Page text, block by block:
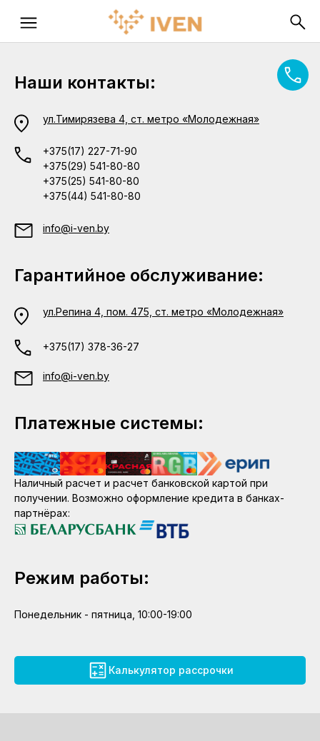
Наши контакты:
ул.Тимирязева 4, ст. метро «Молодежная»
+375(17) 227-71-90
+375(29) 541-80-80
+375(25) 541-80-80
+375(44) 541-80-80
info@i-ven.by
Гарантийное обслуживание:
ул.Репина 4, пом. 475, ст. метро «Молодежная»
+375(17) 378-36-27
info@i-ven.by
Платежные системы:
Наличный расчет и расчет банковской картой при
получении. Возможно оформление кредита в банках-
партнёрах:
Режим работы:
Понедельник - пятница, 10:00-19:00
Калькулятор рассрочки